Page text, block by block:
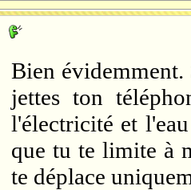
Bien
jettes ton
l'électricité et
que tu te limite à
te déplace